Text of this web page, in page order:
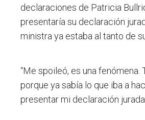
declaraciones de Patricia
presentaría su declaración
ministra ya estaba al tanto de
“Me spoileó, es una
porque ya sabía lo que iba a
presentar mi declaración